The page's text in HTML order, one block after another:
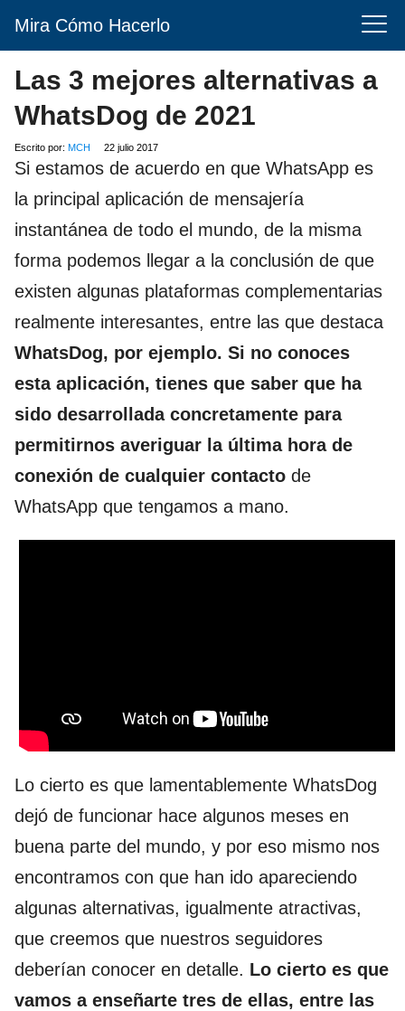
Mira Cómo Hacerlo
Las 3 mejores alternativas a
WhatsDog de 2021
Escrito por: MCH 22 julio 2017
Si estamos de acuerdo en que WhatsApp es
la principal aplicación de mensajería
instantánea de todo el mundo, de la misma
forma podemos llegar a la conclusión de que
existen algunas plataformas complementarias
realmente interesantes, entre las que destaca
WhatsDog, por ejemplo. Si no conoces
esta aplicación, tienes que saber que ha
sido desarrollada concretamente para
permitirnos averiguar la última hora de
conexión de cualquier contacto de
WhatsApp que tengamos a mano.
Lo cierto es que lamentablemente WhatsDog
dejó de funcionar hace algunos meses en
buena parte del mundo, y por eso mismo nos
encontramos con que han ido apareciendo
algunas alternativas, igualmente atractivas,
que creemos que nuestros seguidores
deberían conocer en detalle. Lo cierto es que
vamos a enseñarte tres de ellas, entre las